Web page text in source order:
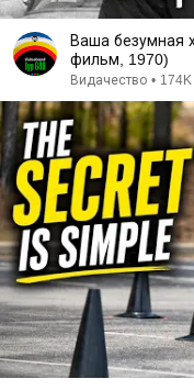
Ваша безумная
фильм, 1970)
Видачество •